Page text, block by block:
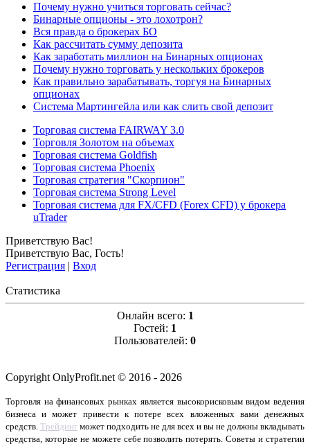
Почему нужно учиться торговать сейчас?
Бинарные опционы - это лохотрон?
Вся правда о брокерах БО
Как рассчитать сумму депозита
Как заработать миллион на Бинарных опционах
Почему нужно торговать у нескольких брокеров
Как правильно зарабатывать, торгуя на Бинарных
опционах
Система Мартингейла или как слить свой депозит
Торговая система FAIRWAY 3.0
Торговля Золотом на объемах
Торговая система Goldfish
Торговая система Phoenix
Торговая стратегия "Скорпион"
Торговая система Strong Level
Торговая система для FX/CFD (Forex CFD) у брокера
uTrader
Приветствую Вас!
Приветствую Вас, Гость!
Регистрация | Вход
Статистика
Онлайн всего: 1
Гостей: 1
Пользователей: 0
Copyright OnlyProfit.net © 2016 - 2026
Торговля на финансовых рынках является высокорисковым видом ведения
бизнеса и может привести к потере всех вложенных вами денежных
средств. Трейдинг может подходить не для всех и вы не должны вкладывать
средства, которые не можете себе позволить потерять. Советы и стратегии